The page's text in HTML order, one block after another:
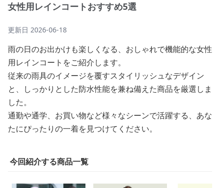
女性用レインコートおすすめ5選
更新日 2026-06-18
雨の日のお出かけも楽しくなる、おしゃれで機能的な女性
用レインコートをご紹介します。
従来の雨具のイメージを覆すスタイリッシュなデザイン
と、しっかりとした防水性能を兼ね備えた商品を厳選しま
した。
通勤や通学、お買い物など様々なシーンで活躍する、あな
たにぴったりの一着を見つけてください。
今回紹介する商品一覧